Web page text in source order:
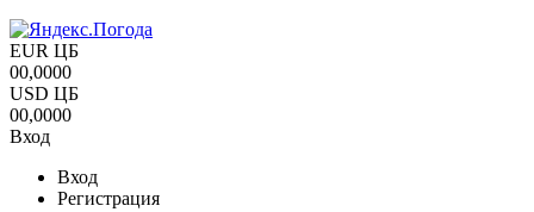
EUR ЦБ
00,0000
USD ЦБ
00,0000
Вход
Вход
Регистрация